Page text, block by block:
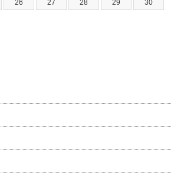
26 27 28 29 30